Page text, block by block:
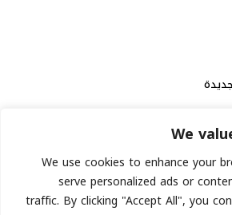
We
We use cookies to enhance your
serve personalized ads or
traffic. By clicking "Accept All", you
مرخصة